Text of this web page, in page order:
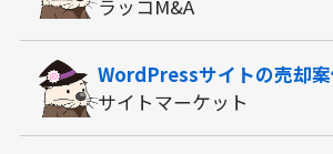
ラッコM&A
WordPressサイトの売却
サイトマーケット